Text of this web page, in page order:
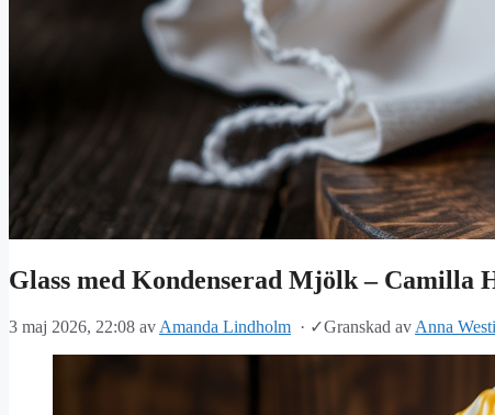
Glass med Kondenserad Mjölk – Camilla
3 maj 2026, 22:08 avAmanda Lindholm · ✓Granskad avAnna